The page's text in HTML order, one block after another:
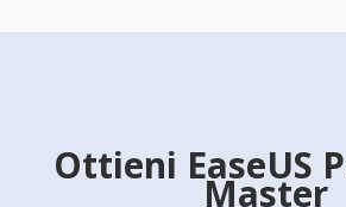
Ottieni EaseUS
Master